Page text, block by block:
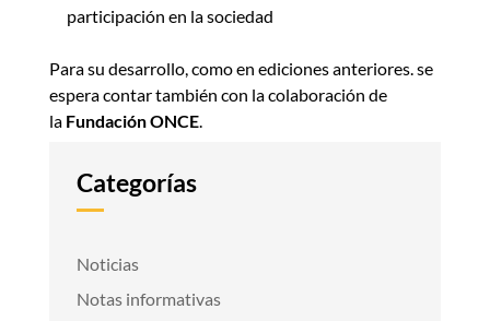
participación en la sociedad
Para su desarrollo, como en ediciones anteriores. se
espera contar también con la colaboración de
la Fundación ONCE.
Categorías
Noticias
Notas informativas